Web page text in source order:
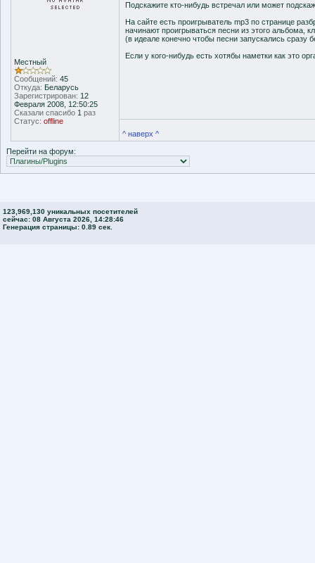
Местный
Сообщений: 45
Откуда: Беларусь
Зарегистрирован: 12
Февраля 2008, 12:50:25
Сказали спасибо 1 раз
Статус: offline
Подскажите кто-нибудь встречал или может
На сайте есть проигрыватель mp3 по странице
начинают проигрываться песни из этого альбома,
(в идеале конечно чтобы песни запускались сразу
Если у кого-нибудь есть хотябы наметки как это
^ наверх ^
Перейти на форум:
123,969,130 уникальных посетителей
сейчас: 08 Августа 2026, 14:28:46
Генерация страницы: 0.89 сек.